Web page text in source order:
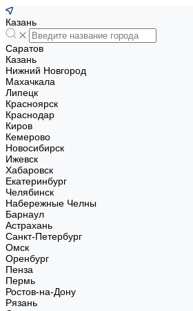
Казань
Саратов
Казань
Нижний Новгород
Махачкала
Липецк
Красноярск
Краснодар
Киров
Кемерово
Новосибирск
Ижевск
Хабаровск
Екатеринбург
Челябинск
Набережные Челны
Барнаул
Астрахань
Санкт-Петербург
Омск
Оренбург
Пенза
Пермь
Ростов-на-Дону
Рязань